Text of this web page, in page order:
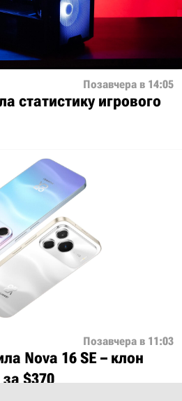
Позавчера в 14:05
статистику игрового
Позавчера в 11:03
Nova 16 SE – клон
$370